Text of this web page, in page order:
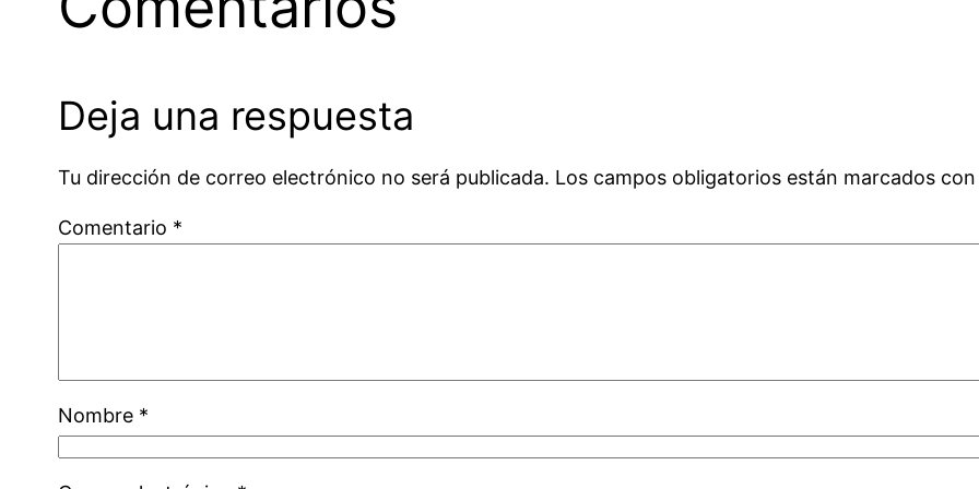
Deja una respuesta
Tu dirección de correo electrónico no será publicada. Los campos obligatorios están marcados
Comentario *
Nombre *